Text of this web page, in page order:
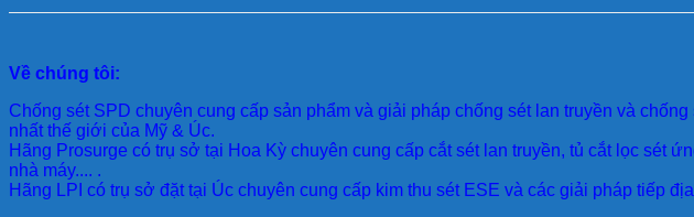
Về chúng tôi:
Chống sét SPD chuyên cung cấp sản phẩm và giải pháp chống sét lan truyền và
nhất thế giới của Mỹ & Úc.
Hãng Prosurge có trụ sở tại Hoa Kỳ chuyên cung cấp cắt sét lan truyền, tủ cắt lọc sét
nhà máy.... .
Hãng LPI có trụ sở đặt tại Úc chuyên cung cấp kim thu sét ESE và các giải pháp tiếp